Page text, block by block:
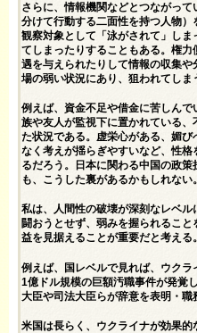
さらに、情報機関などとつながっ
分けて行動する二面性を持つ人物
観察対象として「泳がされて」し
てしまったりすることもある。権
遇を与えられたりして情報の収集
場の弱い状況にあり、狙われてしま
例えば、資金不足や借金に苦しん
族や友人が監視下に置かれている
た状況である。虚栄心がある、媚
なく考えが揺らぎやすいなど、性
るだろう。日本に関わる中国の政
も、こうした裏があるかもしれない
私は、人間性の破壊が深刻なレベ
闘おうとせず、弱みを握られるこ
益を見据えることが重要だと考える
例えば、国レベルで見れば、ウク
1億ドル規模の巨額汚職事件が発覚
大臣や司法大臣らが辞意を表明・職
米国は長らく、ウクライナが効果的